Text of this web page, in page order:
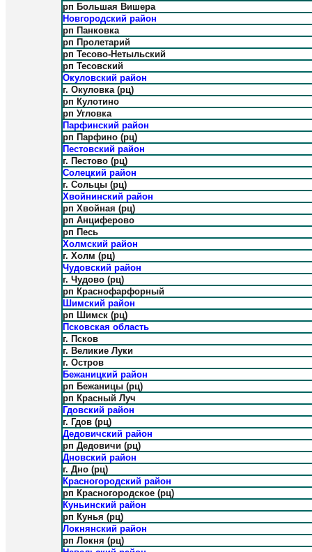
рп Большая Вишера
Новгородский район
рп Панковка
рп Пролетарий
рп Тесово-Нетыльский
рп Тесовский
Окуловский район
г. Окуловка (рц)
рп Кулотино
рп Угловка
Парфинский район
рп Парфино (рц)
Пестовский район
г. Пестово (рц)
Солецкий район
г. Сольцы (рц)
Хвойнинский район
рп Хвойная (рц)
рп Анциферово
рп Песь
Холмский район
г. Холм (рц)
Чудовский район
г. Чудово (рц)
рп Краснофарфорный
Шимский район
рп Шимск (рц)
Псковская область
г. Псков
г. Великие Луки
г. Остров
Бежаницкий район
рп Бежаницы (рц)
рп Красный Луч
Гдовский район
г. Гдов (рц)
Дедовичский район
рп Дедовичи (рц)
Дновский район
г. Дно (рц)
Красногородский район
рп Красногородское (рц)
Куньинский район
рп Кунья (рц)
Локнянский район
рп Локня (рц)